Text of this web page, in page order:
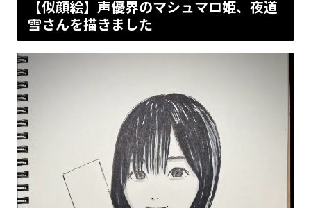
【似顔絵】声優界のマシュマロ姫、夜道
雪さんを描きました